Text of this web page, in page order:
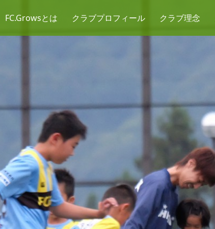
FC.Growsとは クラブプロフィール クラブ理念